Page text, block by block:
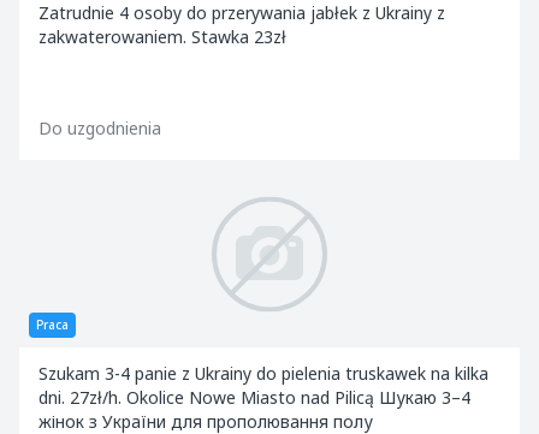
Zatrudnie 4 osoby do przerywania jabłek z Ukrainy z
zakwaterowaniem. Stawka 23zł
Do uzgodnienia
Praca
Szukam 3-4 panie z Ukrainy do pielenia truskawek na kilka
dni. 27zł/h. Okolice Nowe Miasto nad Pilicą Шукаю 3–4
жінок з України для прополювання полу